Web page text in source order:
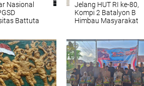
Nasional
Battuta
Jelang HUT RI ke-80,
Kompi 2 Batalyon B
Himbau Masyarakat